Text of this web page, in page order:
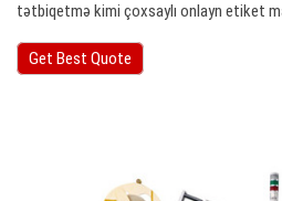
tətbiqetmə kimi çoxsaylı onlayn etiket
Get Best Quote